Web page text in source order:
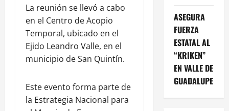
La reunión se llevó a cabo
en el Centro de Acopio
Temporal, ubicado en el
Ejido Leandro Valle, en el
municipio de San Quintín.
Este evento forma parte de
la Estrategia Nacional para
ASEGURA
FUERZA
ESTATAL AL
“KRIKEN”
EN VALLE DE
GUADALUPE